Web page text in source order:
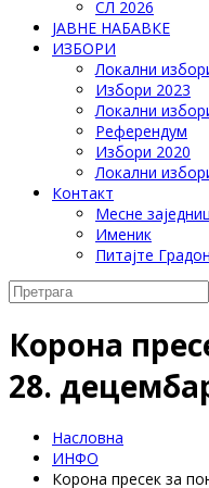
СЛ 2026
ЈАВНЕ НАБАВКЕ
ИЗБОРИ
Локални
Избори 2023
Локални
Референдум
Избори 2020
Локални
Контакт
Месне
Именик
Питајте
Корона
28.
Насловна
ИНФО
Корона пресек за